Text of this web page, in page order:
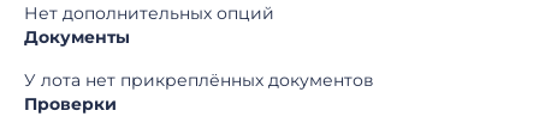
Нет дополнительных опций
Документы
У лота нет прикреплённых документов
Проверки